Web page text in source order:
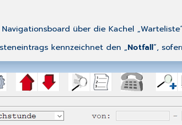
über die Kachel
kennzeichnet den „Notfall“,